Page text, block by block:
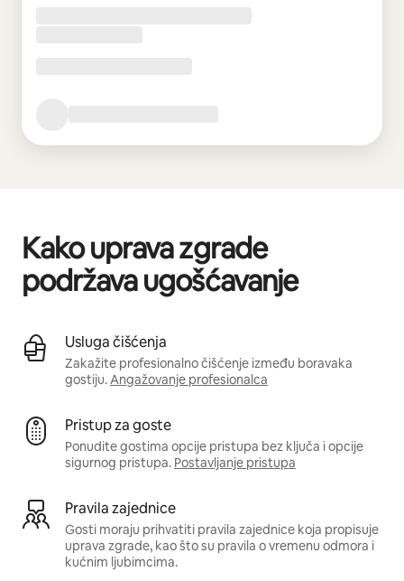
Kako uprava zgrade
podržava ugošćavanje
Usluga čišćenja
Zakažite profesionalno čišćenje između boravaka
gostiju.Angažovanje profesionalca
Pristup za goste
Ponudite gostima opcije pristupa bez ključa i opcije
sigurnog pristupa. Postavljanje pristupa
Pravila zajednice
Gosti moraju prihvatiti pravila zajednice koja propisuje
uprava zgrade, kao što su pravila o vremenu odmora i
kućnim ljubimcima.